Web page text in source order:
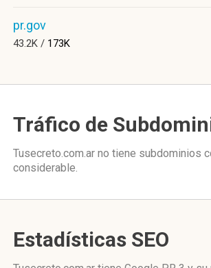
pr.gov
43.2K / 173K
Tráfico de
Tusecreto.com.ar no tiene subdominios
considerable.
Estadísticas SEO